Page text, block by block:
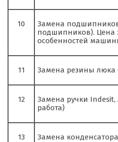
10
Замена
подшипников). Цена
особенностей
11 Замена резины люка
12
Замена ручки Indesit,
работа)
13
Замена